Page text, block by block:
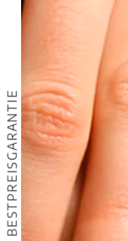
BESTPREISGARANTIE